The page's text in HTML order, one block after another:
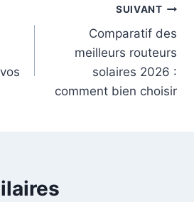
SUIVANT
Comparatif des
meilleurs routeurs
solaires 2026 :
comment bien choisir